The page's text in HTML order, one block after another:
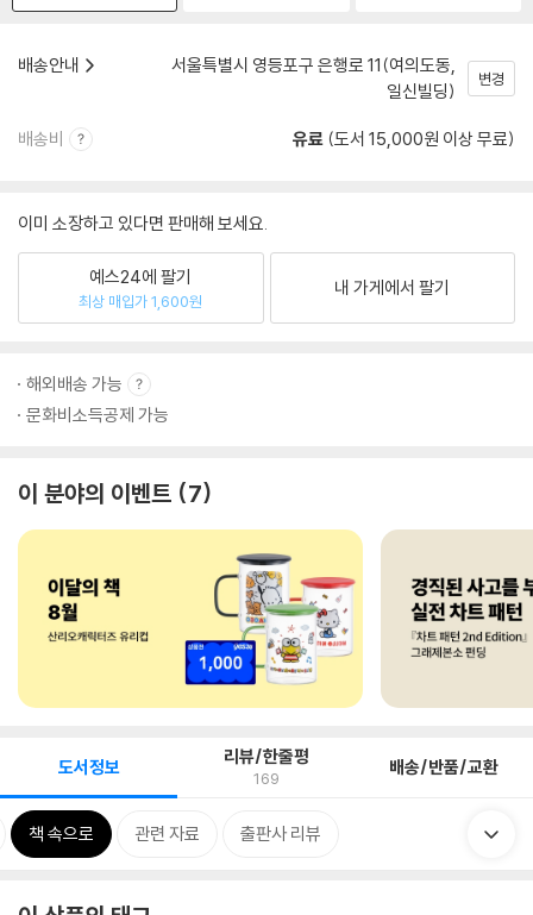
배송안내
서울특별시 영등포구 은행로 11(여의도동,
일신빌딩)
변경
배송비 유료 (도서 15,000원 이상 무료)
이미 소장하고 있다면 판매해 보세요.
예스24에 팔기
최상 매입가 1,600원
내 가게에서 팔기
해외배송 가능
문화비소득공제 가능
이 분야의 이벤트 7
도서정보 리뷰/한줄평
169 배송/반품/교환
책 속으로 관련 자료 출판사 리뷰